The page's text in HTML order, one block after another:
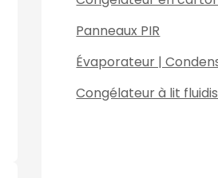
Panneaux PIR
Évaporateur |
Congélateur à lit